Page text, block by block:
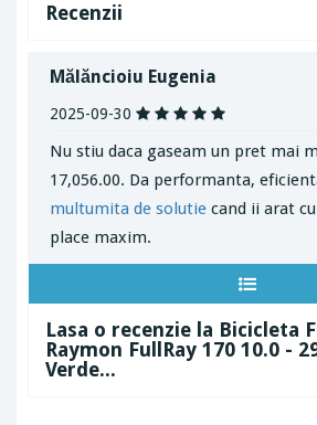
Recenzii
Mălăncioiu Eugenia
2025-09-30
Nu stiu daca gaseam un pret mai
17,056.00. Da performanta,
multumita de solutie cand ii arat
place maxim.
Lasa o recenzie la Bicicleta
Raymon FullRay 170 10.0 -
Verde...